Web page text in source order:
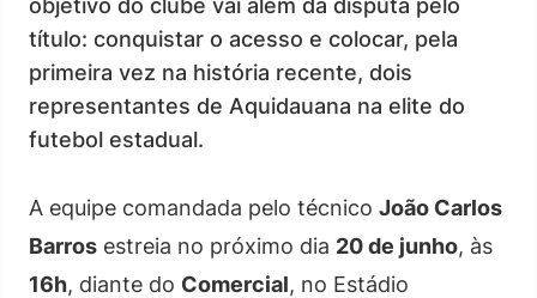
objetivo do clube vai além da disputa pelo
título: conquistar o acesso e colocar, pela
primeira vez na história recente, dois
representantes de Aquidauana na elite do
futebol estadual.
A equipe comandada pelo técnico João Carlos
Barros estreia no próximo dia 20 de junho, às
16h, diante do Comercial, no Estádio